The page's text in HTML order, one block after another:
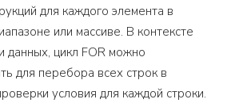
для каждого элемента в
или массиве. В контексте
данных, цикл FOR можно
для перебора всех строк в
условия для каждой строки.